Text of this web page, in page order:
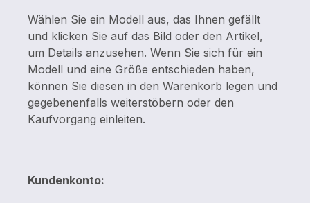
Wählen Sie ein Modell aus, das Ihnen gefällt
und klicken Sie auf das Bild oder den Artikel,
um Details anzusehen. Wenn Sie sich für ein
Modell und eine Größe entschieden haben,
können Sie diesen in den Warenkorb legen und
gegebenenfalls weiterstöbern oder den
Kaufvorgang einleiten.
Kundenkonto: